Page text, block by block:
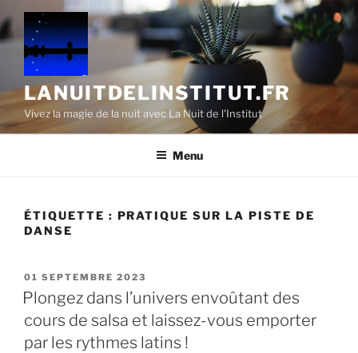
Aller
au
contenu
principal
LANUITDELINSTITUT.FR
Vivez la magie de la nuit avec La Nuit de l'Institut
Menu
ÉTIQUETTE : PRATIQUE SUR LA PISTE DE
DANSE
PUBLIÉ
LE
01 SEPTEMBRE 2023
Plongez dans l’univers envoûtant des
cours de salsa et laissez-vous emporter
par les rythmes latins !